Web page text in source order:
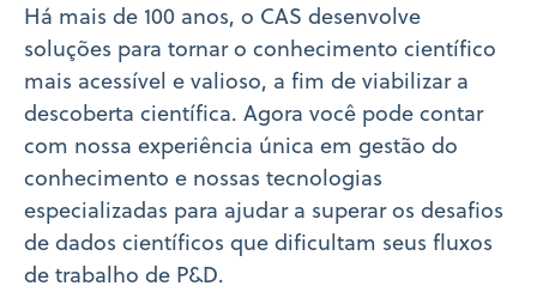
Há mais de 100 anos, o CAS desenvolve
soluções para tornar o conhecimento científico
mais acessível e valioso, a fim de viabilizar a
descoberta científica. Agora você pode contar
com nossa experiência única em gestão do
conhecimento e nossas tecnologias
especializadas para ajudar a superar os desafios
de dados científicos que dificultam seus fluxos
de trabalho de P&D.